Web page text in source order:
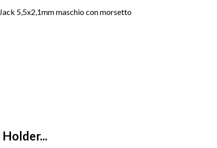
5,5x2,1mm maschio con morsetto